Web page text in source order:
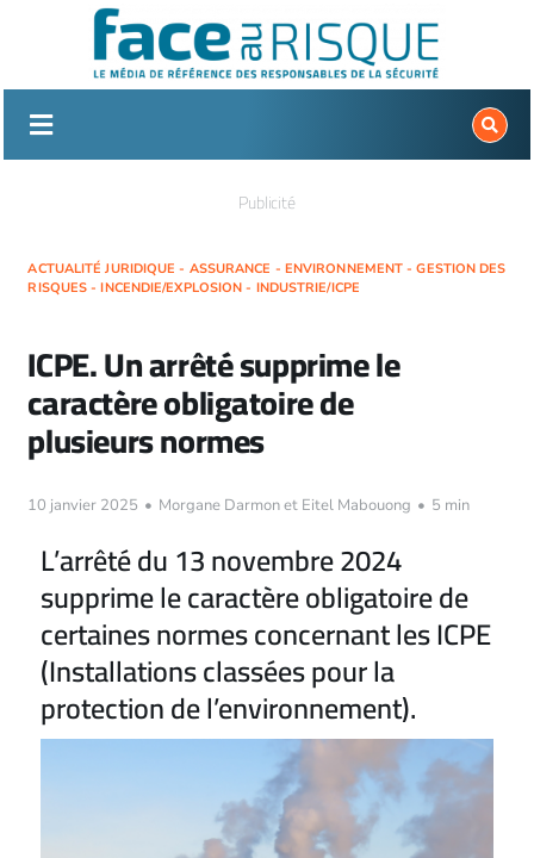
Publicité
ACTUALITÉ JURIDIQUE - ASSURANCE - ENVIRONNEMENT - GESTION DES
RISQUES - INCENDIE/EXPLOSION - INDUSTRIE/ICPE
ICPE. Un arrêté supprime le
caractère obligatoire de
plusieurs normes
10 janvier 2025 • Morgane Darmon et Eitel Mabouong • 5 min
L’arrêté du 13 novembre 2024
supprime le caractère obligatoire de
certaines normes concernant les ICPE
(Installations classées pour la
protection de l’environnement).